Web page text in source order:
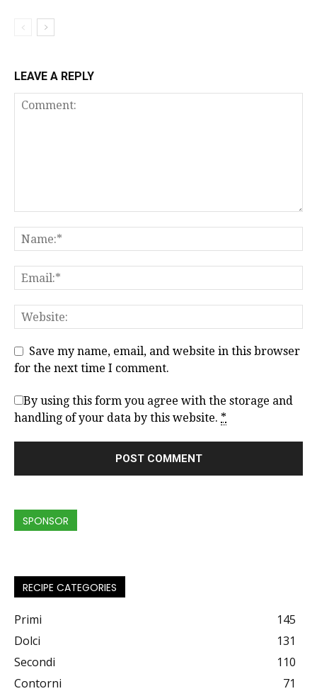
LEAVE A REPLY
Save my name, email, and website in this browser
for the next time I comment.
By using this form you agree with the storage and
handling of your data by this website. *
SPONSOR
RECIPE CATEGORIES
Primi
145
Dolci
131
Secondi
110
Contorni
71